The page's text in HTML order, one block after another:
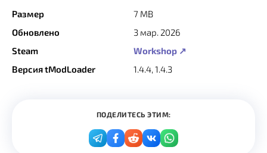
Размер
7 MB
Обновлено
3 мар. 2026
Steam
Workshop ↗
Версия tModLoader
1.4.4, 1.4.3
ПОДЕЛИТЕСЬ ЭТИМ: